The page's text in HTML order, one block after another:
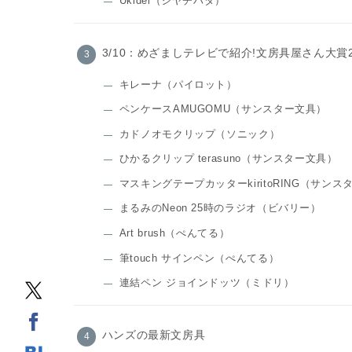
3/10：めざましテレビで紹介!文房具屋さん大
キレーナ（パイロット）
ペンケースAMUGOMU（サンスター文具）
カドノオモクリップ（ソニック）
ひかるクリップ terasuno（サンスター文具）
マスキングテープカッターkiritoRING（サンスタ
まるみのNeon 25時のラジオ（ビバリー）
Art brush（ぺんてる）
筆touch サインペン（ぺんてる）
連結ペン ジョインドッツ（ミドリ）
ハンズの最新文房具